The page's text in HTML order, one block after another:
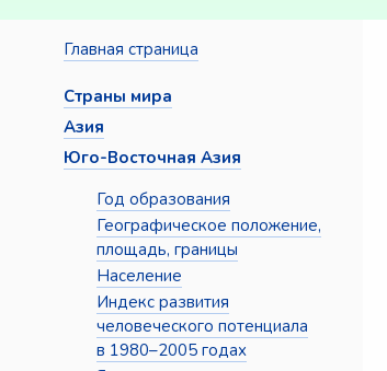
Главная страница
Страны мира
Азия
Юго-Восточная Азия
Год образования
Географическое положение,
площадь, границы
Население
Индекс развития
человеческого потенциала
в 1980–2005 годах